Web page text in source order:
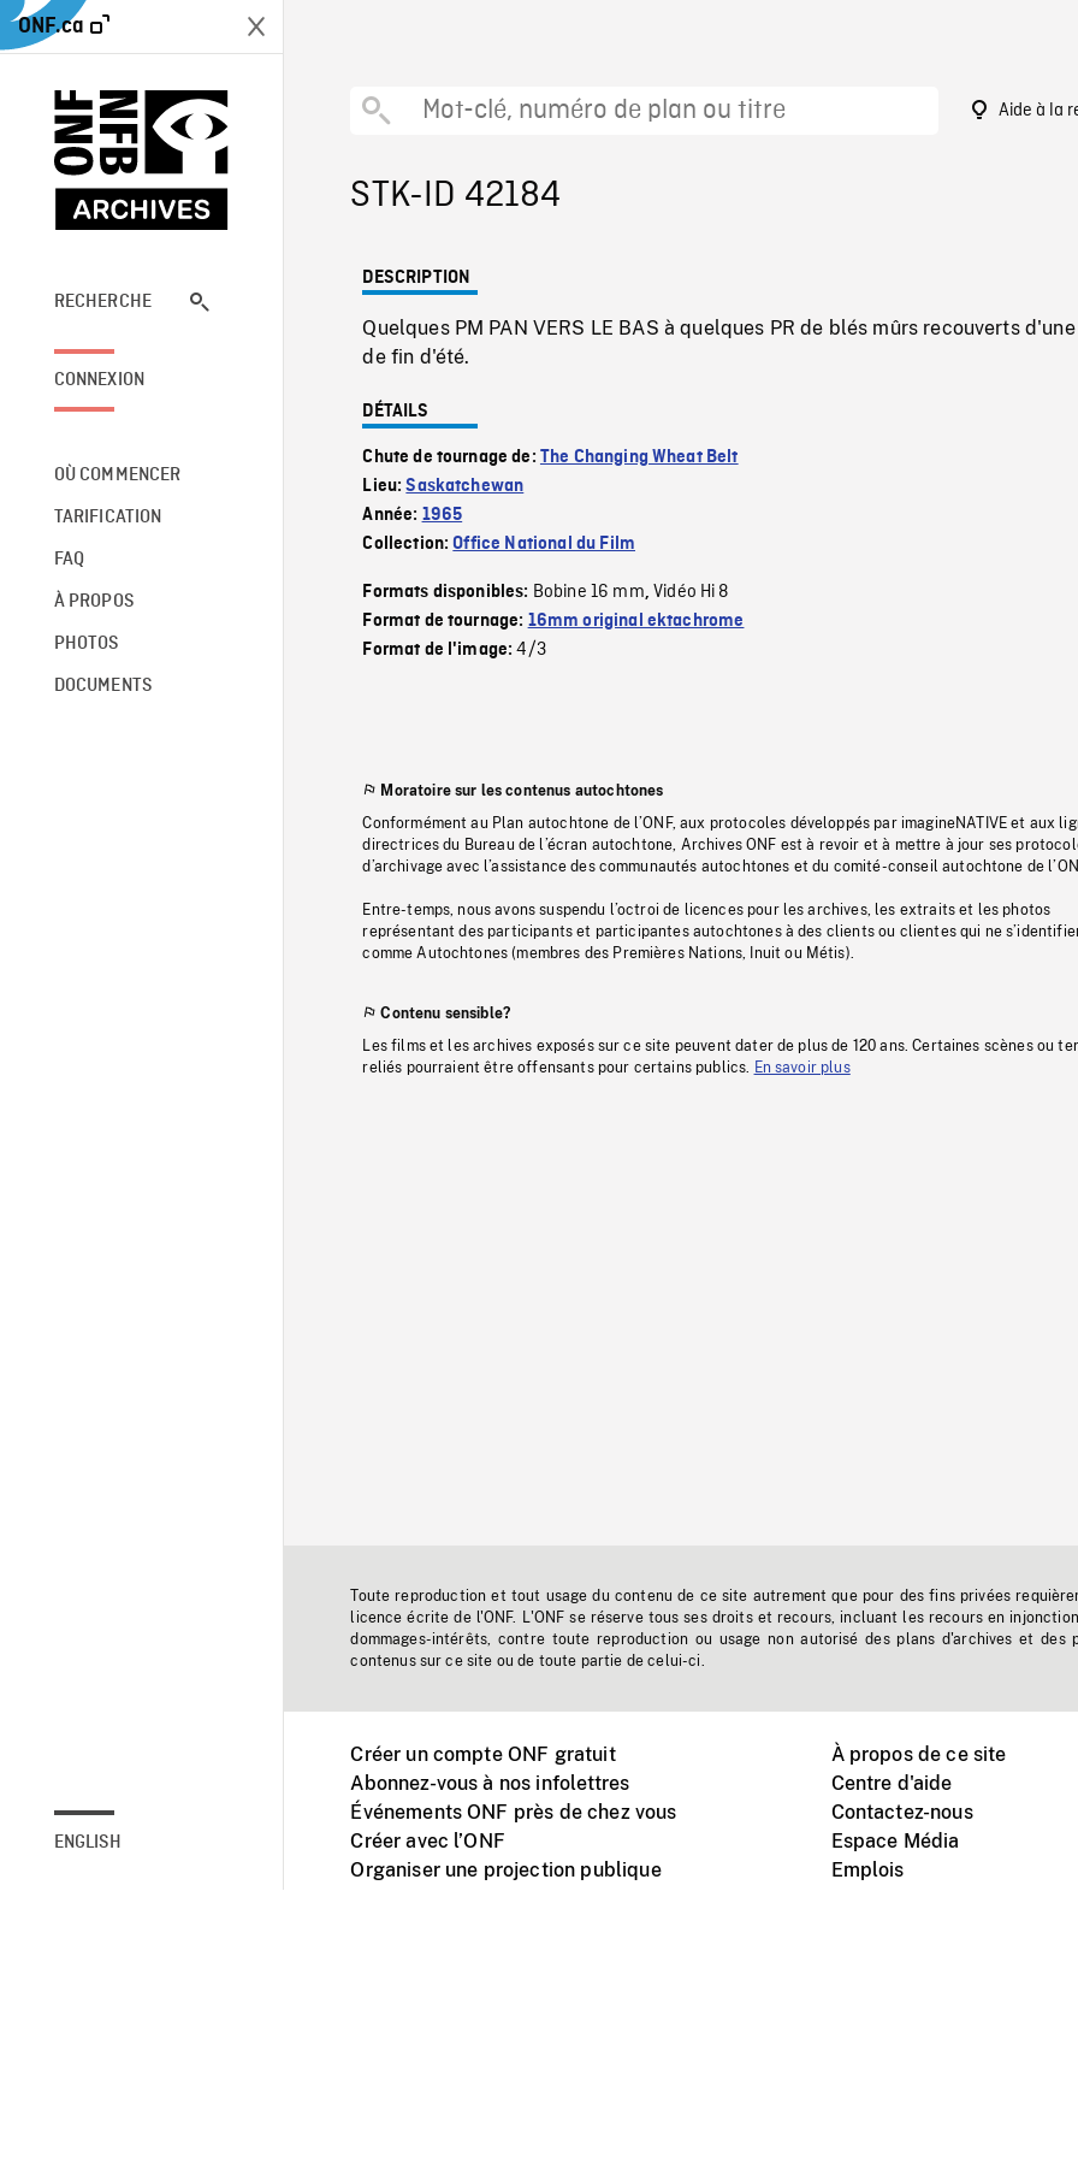
ONF.ca
RECHERCHE
CONNEXION
OÙ COMMENCER
TARIFICATION
FAQ
À PROPOS
PHOTOS
DOCUMENTS
ENGLISH
Aide à la
STK-ID 42184
DESCRIPTION
Quelques PM PAN VERS LE BAS à quelques PR de blés mûrs recouverts
de fin d'été.
DÉTAILS
Chute de tournage de: The Changing Wheat Belt
Lieu:Saskatchewan
Année: 1965
Collection:Office National du Film
Formats disponibles: Bobine 16 mm,Vidéo Hi 8
Format de tournage: 16mm original ektachrome
Format de l'image:4/3
Moratoire sur les contenus autochtones
Conformément au Plan autochtone de l’ONF, aux protocoles développés par imagineNATIVE et aux
directrices du Bureau de l’écran autochtone, Archives ONF est à revoir et à mettre à jour ses
d’archivage avec l’assistance des communautés autochtones et du comité-conseil autochtone de
Entre-temps, nous avons suspendu l’octroi de licences pour les archives, les extraits et les photos
représentant des participants et participantes autochtones à des clients ou clientes qui ne
comme Autochtones (membres des Premières Nations, Inuit ou Métis).
Contenu sensible?
Les films et les archives exposés sur ce site peuvent dater de plus de 120 ans. Certaines scènes ou
reliés pourraient être offensants pour certains publics. En savoir plus
Toute reproduction et tout usage du contenu de ce site autrement que pour des fins privées
licence écrite de l'ONF. L'ONF se réserve tous ses droits et recours, incluant les recours en
dommages-intérêts, contre toute reproduction ou usage non autorisé des plans d'archives et des
contenus sur ce site ou de toute partie de celui-ci.
Créer un compte ONF gratuit
Abonnez-vous à nos infolettres
Événements ONF près de chez vous
Créer avec l’ONF
Organiser une projection publique
À propos de ce site
Centre d'aide
Contactez-nous
Espace Média
Emplois